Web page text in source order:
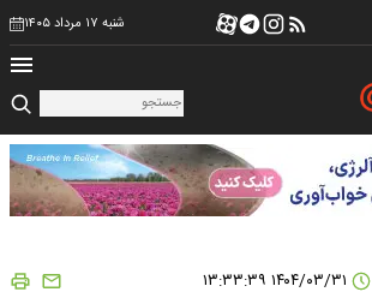
شنبه ۱۷ مرداد ۱۴۰۵